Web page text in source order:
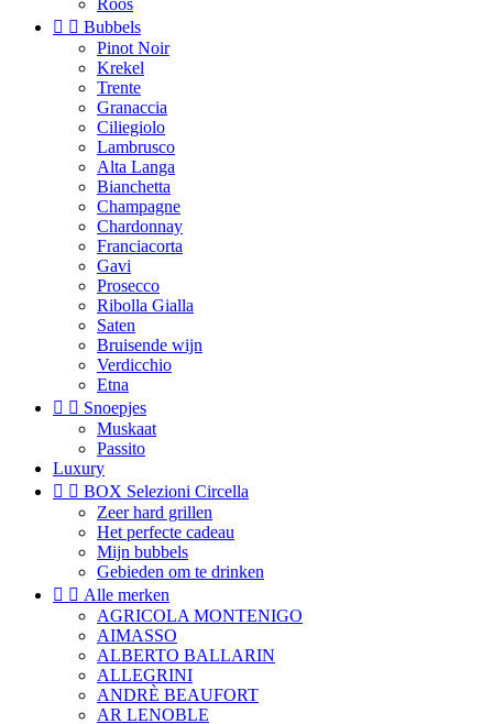
Roos
  Bubbels
Pinot Noir
Krekel
Trente
Granaccia
Ciliegiolo
Lambrusco
Alta Langa
Bianchetta
Champagne
Chardonnay
Franciacorta
Gavi
Prosecco
Ribolla Gialla
Saten
Bruisende wijn
Verdicchio
Etna
  Snoepjes
Muskaat
Passito
Luxury
  BOX Selezioni Circella
Zeer hard grillen
Het perfecte cadeau
Mijn bubbels
Gebieden om te drinken
  Alle merken
AGRICOLA MONTENIGO
AIMASSO
ALBERTO BALLARIN
ALLEGRINI
ANDRÈ BEAUFORT
AR LENOBLE